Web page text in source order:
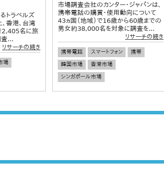
るトラベルズ
香港、台湾
2,405名に旅
査...
リサーチの続き
場
市場調査会社のカンター・ジャパンは、
携帯電話の購買・使用動向について
43ヵ国（地域）で16歳から60歳までの
男女約38,000名を対象に調査を...
リサーチの続き
携帯電話 スマートフォン
携帯
韓国市場
香港市場
シンガポール市場